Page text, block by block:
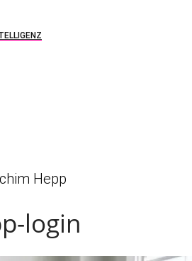
Hepp
login